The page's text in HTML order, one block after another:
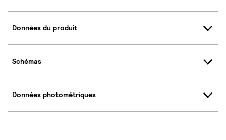
Données du produit
Schémas
Données photométriques